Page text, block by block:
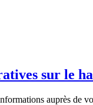
sur le
auprès de